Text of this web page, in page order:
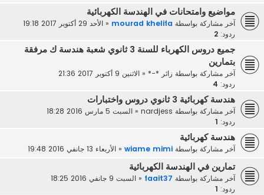
مواضيع وامتحانات في الهندسة الكهربائية
آخر مشاركة بواسطة mourad khelifa
« الأحد 29 أكتوبر 2017 19:18
ردود: 2
جميع دروس الكهرباء للسنة 3 ثانوي شعبة هندسة ك مرفقة
بتمارين
آخر مشاركة بواسطة زائر *-* « الاثنين 9 أكتوبر 2017 21:36
ردود: 4
هندسة كهربائية 3 ثانوي دروس واختبارات
آخر مشاركة بواسطة nardjess
« السبت 5 مارس 2016 18:28
ردود: 1
هندسة كهربائية
آخر مشاركة بواسطة wiame mimi
« الأربعاء 13 جانفي 2016 19:48
تمارين في الهندسة الكهربائية
آخر مشاركة بواسطة faait37
« السبت 9 جانفي 2016 18:25
ردود: 1